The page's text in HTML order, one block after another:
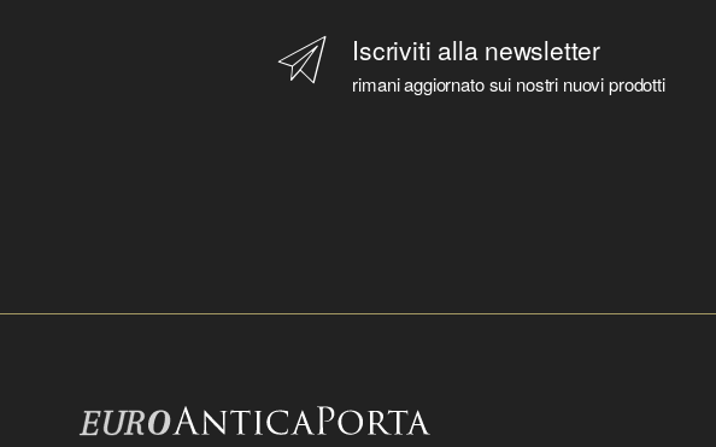
Iscriviti alla newsletter
rimani aggiornato sui nostri nuovi prodotti